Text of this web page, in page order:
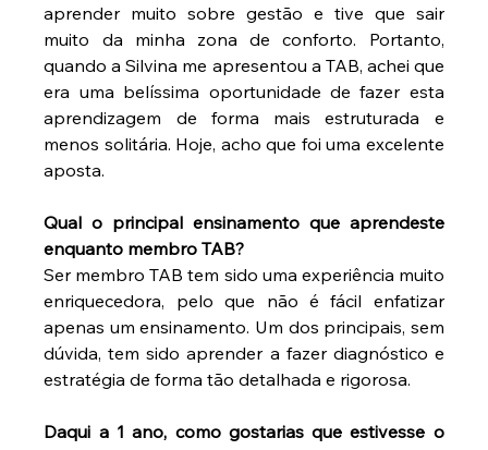
aprender muito sobre gestão e tive que sair
muito da minha zona de conforto. Portanto,
quando a Silvina me apresentou a TAB, achei que
era uma belíssima oportunidade de fazer esta
aprendizagem de forma mais estruturada e
menos solitária. Hoje, acho que foi uma excelente
aposta.
Qual o principal ensinamento que aprendeste
enquanto membro TAB?
Ser membro TAB tem sido uma experiência muito
enriquecedora, pelo que não é fácil enfatizar
apenas um ensinamento. Um dos principais, sem
dúvida, tem sido aprender a fazer diagnóstico e
estratégia de forma tão detalhada e rigorosa.
Daqui a 1 ano, como gostarias que estivesse o